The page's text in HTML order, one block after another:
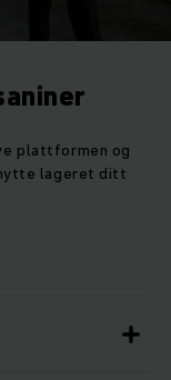
plattformen og
lageret ditt